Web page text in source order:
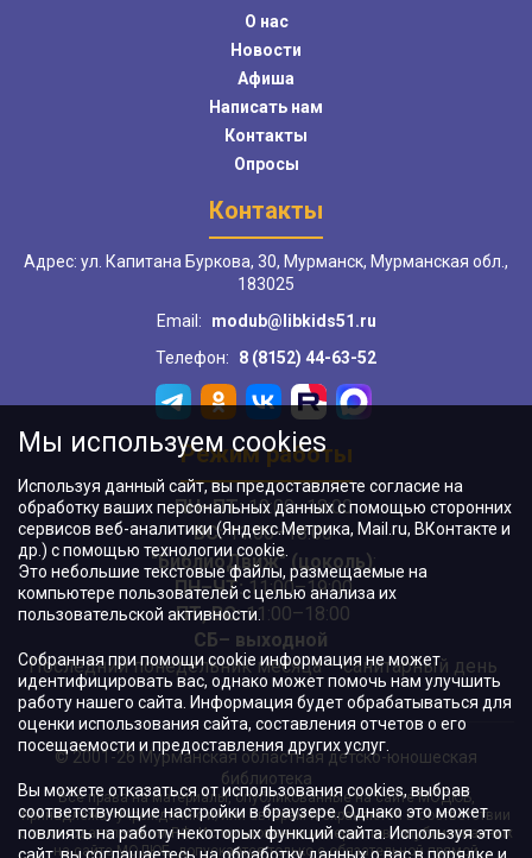
О нас
Новости
Афиша
Написать нам
Контакты
Опросы
Контакты
Адрес: ул. Капитана Буркова, 30, Мурманск, Мурманская обл.,
183025
Email:
modub@libkids51.ru
Телефон:
8 (8152) 44-63-52
Режим работы
ПН–ПТ:10:00–18:00
ВС:11:00–18:00
"БиблиоДвиж" (цоколь):
ПН–ЧТ:11:00–19:00
ПТ, ВС:11:00–18:00
СБ– выходной
Последний понедельник месяца – санитарный день
© 2001-26 Мурманская областная детско-юношеская
библиотека
Все права на материалы, опубликованные на сайте МОДЮБ,
принадлежат учреждению и/или авторам и охраняются в соответствии
с законодательством РФ. Использование материалов, опубликованных
на сайте МОДЮБ, допускается только с обязательной прямой
Мы используем cookies
Используя данный сайт, вы предоставляете согласие на
обработку ваших персональных данных с помощью сторонних
сервисов веб-аналитики (Яндекс.Метрика, Mail.ru, ВКонтакте и
др.) с помощью технологии cookie.
Это небольшие текстовые файлы, размещаемые на
компьютере пользователей с целью анализа их
пользовательской активности.
Собранная при помощи cookie информация не может
идентифицировать вас, однако может помочь нам улучшить
работу нашего сайта. Информация будет обрабатываться для
оценки использования сайта, составления отчетов о его
посещаемости и предоставления других услуг.
Вы можете отказаться от использования cookies, выбрав
соответствующие настройки в браузере. Однако это может
повлиять на работу некоторых функций сайта. Используя этот